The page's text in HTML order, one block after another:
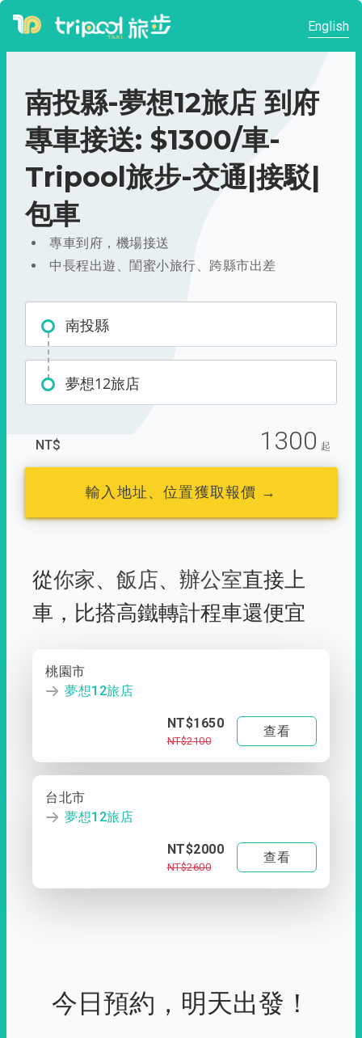
English
南投縣-夢想12旅店 到府
專車接送: $1300/車-
Tripool旅步-交通|接駁|
包車
專車到府，機場接送
中長程出遊、閨蜜小旅行、跨縣市出差
南投縣
夢想12旅店
NT$ 1300 起
輸入地址、位置獲取報價 →
從你家、 飯店、 辦公室直接上
車， 比搭高鐵轉計程車還便宜
桃園市
夢想12旅店
NT$1650
NT$2100
查看
台北市
夢想12旅店
NT$2000
NT$2600
查看
今日預約，明天出發！